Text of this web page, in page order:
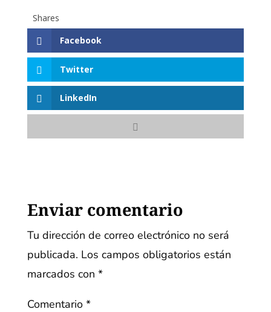
Shares
Facebook
Twitter
LinkedIn
Enviar comentario
Tu dirección de correo electrónico no será
publicada. Los campos obligatorios están
marcados con *
Comentario *